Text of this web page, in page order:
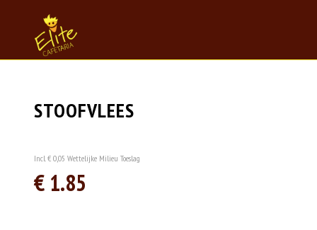
STOOFVLEES
Incl. € 0,05 Wettelijke Milieu Toeslag
€ 1.85